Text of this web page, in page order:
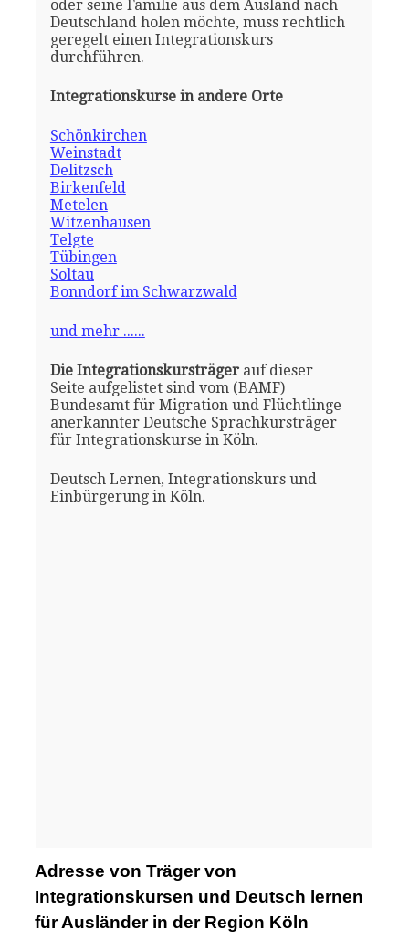
oder seine Familie aus dem Ausland nach
Deutschland holen möchte, muss rechtlich
geregelt einen Integrationskurs
durchführen.
Integrationskurse in andere Orte
Schönkirchen
Weinstadt
Delitzsch
Birkenfeld
Metelen
Witzenhausen
Telgte
Tübingen
Soltau
Bonndorf im Schwarzwald
und mehr ......
Die Integrationskursträgerauf dieser
Seite aufgelistet sind vom (BAMF)
Bundesamt für Migration und Flüchtlinge
anerkannter Deutsche Sprachkursträger
für Integrationskurse in Köln.
Deutsch Lernen, Integrationskurs und
Einbürgerung in Köln.
Adresse von Träger von
Integrationskursen und Deutsch lernen
für Ausländer in der Region Köln